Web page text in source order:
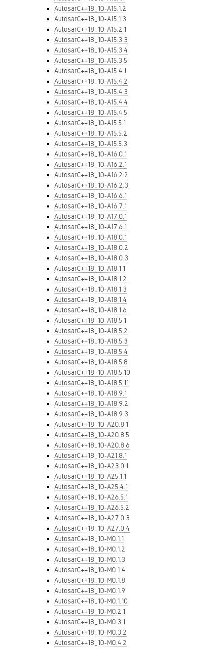
AutosarC++18_10-A15.1.2
AutosarC++18_10-A15.1.3
AutosarC++18_10-A15.2.1
AutosarC++18_10-A15.3.3
AutosarC++18_10-A15.3.4
AutosarC++18_10-A15.3.5
AutosarC++18_10-A15.4.1
AutosarC++18_10-A15.4.2
AutosarC++18_10-A15.4.3
AutosarC++18_10-A15.4.4
AutosarC++18_10-A15.4.5
AutosarC++18_10-A15.5.1
AutosarC++18_10-A15.5.2
AutosarC++18_10-A15.5.3
AutosarC++18_10-A16.0.1
AutosarC++18_10-A16.2.1
AutosarC++18_10-A16.2.2
AutosarC++18_10-A16.2.3
AutosarC++18_10-A16.6.1
AutosarC++18_10-A16.7.1
AutosarC++18_10-A17.0.1
AutosarC++18_10-A17.6.1
AutosarC++18_10-A18.0.1
AutosarC++18_10-A18.0.2
AutosarC++18_10-A18.0.3
AutosarC++18_10-A18.1.1
AutosarC++18_10-A18.1.2
AutosarC++18_10-A18.1.3
AutosarC++18_10-A18.1.4
AutosarC++18_10-A18.1.6
AutosarC++18_10-A18.5.1
AutosarC++18_10-A18.5.2
AutosarC++18_10-A18.5.3
AutosarC++18_10-A18.5.4
AutosarC++18_10-A18.5.8
AutosarC++18_10-A18.5.10
AutosarC++18_10-A18.5.11
AutosarC++18_10-A18.9.1
AutosarC++18_10-A18.9.2
AutosarC++18_10-A18.9.3
AutosarC++18_10-A20.8.1
AutosarC++18_10-A20.8.5
AutosarC++18_10-A20.8.6
AutosarC++18_10-A21.8.1
AutosarC++18_10-A23.0.1
AutosarC++18_10-A25.1.1
AutosarC++18_10-A25.4.1
AutosarC++18_10-A26.5.1
AutosarC++18_10-A26.5.2
AutosarC++18_10-A27.0.3
AutosarC++18_10-A27.0.4
AutosarC++18_10-M0.1.1
AutosarC++18_10-M0.1.2
AutosarC++18_10-M0.1.3
AutosarC++18_10-M0.1.4
AutosarC++18_10-M0.1.8
AutosarC++18_10-M0.1.9
AutosarC++18_10-M0.1.10
AutosarC++18_10-M0.2.1
AutosarC++18_10-M0.3.1
AutosarC++18_10-M0.3.2
AutosarC++18_10-M0.4.2